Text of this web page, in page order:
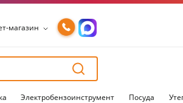
магазин
ш., 18Электробензоинструмент Посуда